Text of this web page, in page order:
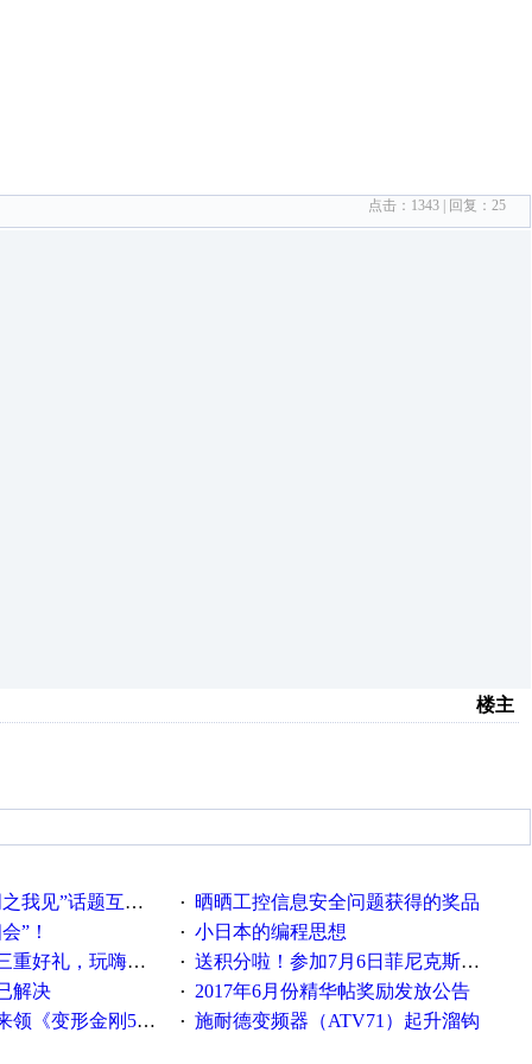
点击： 1343 | 回复： 25
楼主
互动获奖名单发布公告 ·
晒晒工控信息安全问题获得的奖品
”！
· 小日本的编程思想
礼，玩嗨夏日！
· 送积分啦！参加7月6日菲尼克斯在线研讨会即得
解决
·
2017年6月份精华帖奖励发放公告
变形金刚5》观影券
· 施耐德变频器（ATV71）起升溜钩